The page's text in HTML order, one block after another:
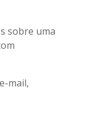
sobre uma
mail,